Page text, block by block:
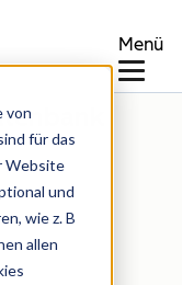
von
für das
Website
und
wie z. B
allen
Menü